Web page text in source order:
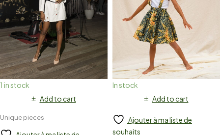
1 in stock
Add to cart
Unique pieces
In stock
Add to cart
Ajouter à ma liste de
souhaits